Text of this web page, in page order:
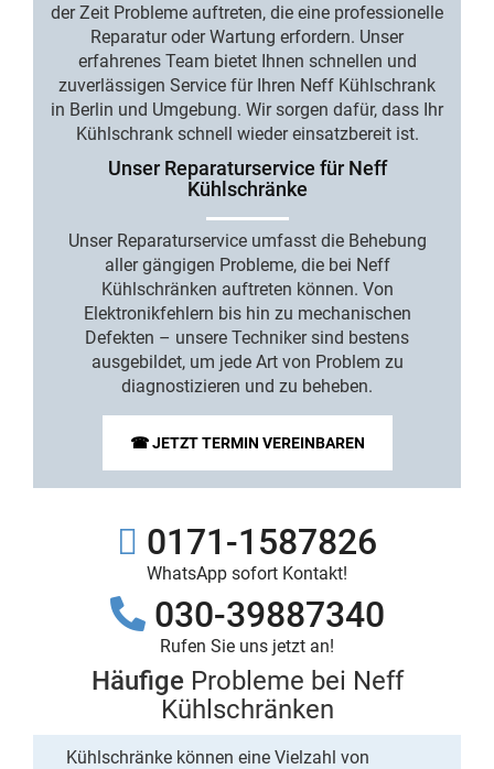
der Zeit Probleme auftreten, die eine professionelle
Reparatur oder Wartung erfordern. Unser
erfahrenes Team bietet Ihnen schnellen und
zuverlässigen Service für Ihren Neff Kühlschrank
in Berlin und Umgebung. Wir sorgen dafür, dass Ihr
Kühlschrank schnell wieder einsatzbereit ist.
Unser Reparaturservice für Neff
Kühlschränke
Unser Reparaturserviceumfasst die Behebung
aller gängigen Probleme, die bei Neff
Kühlschränken auftreten können. Von
Elektronikfehlern bis hin zu mechanischen
Defekten – unsere Techniker sind bestens
ausgebildet, um jede Art von Problem zu
diagnostizieren und zu beheben.
☎ JETZT TERMIN VEREINBAREN
0171-1587826
WhatsApp sofort Kontakt!
030-39887340
Rufen Sie uns jetzt an!
Häufige Probleme bei Neff
Kühlschränken
Kühlschränke können eine Vielzahl von